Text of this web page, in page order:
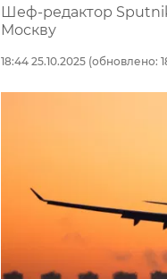
Шеф-редактор
Москву
18:44 25.10.2025 (обновлено: